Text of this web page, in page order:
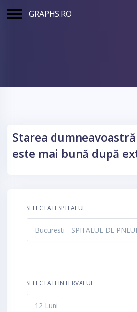
GRAPHS.RO
Starea
este mai bună după
SELECTATI SPITALUL
SELECTATI INTERVALUL